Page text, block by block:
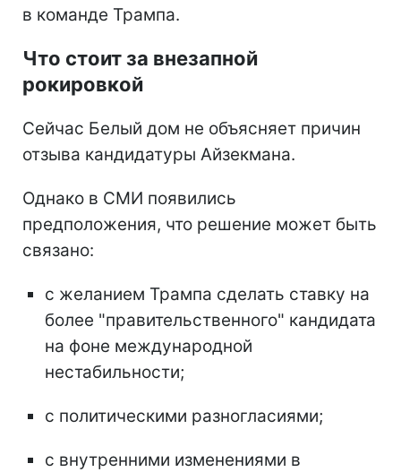
в команде Трампа.
Что стоит за внезапной
рокировкой
Сейчас Белый дом не объясняет причин
отзыва кандидатуры Айзекмана.
Однако в СМИ появились
предположения, что решение может быть
связано:
с желанием Трампа сделать ставку на
более "правительственного" кандидата
на фоне международной
нестабильности;
с политическими разногласиями;
с внутренними изменениями в